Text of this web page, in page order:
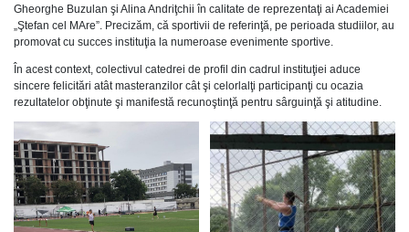
Gheorghe Buzulan şi Alina Andriţchii în calitate de reprezentaţi ai Academiei
„Ştefan cel MAre”. Precizăm, că sportivii de referinţă, pe perioada studiilor, au
promovat cu succes instituţia la numeroase evenimente sportive.
În acest context, colectivul catedrei de profil din cadrul instituţiei aduce
sincere felicitări atât masteranzilor cât şi celorlalţi participanţi cu ocazia
rezultatelor obţinute şi manifestă recunoştinţă pentru sârguinţă şi atitudine.